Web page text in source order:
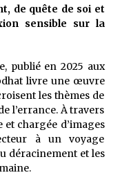
campagne de
de la communauté
nationale de
contre le travail
de quête de soi et
sensible sur la
publié en 2025 aux
livre une œuvre
les thèmes de
l’errance. À travers
chargée d’images
à un voyage
déracinement et les